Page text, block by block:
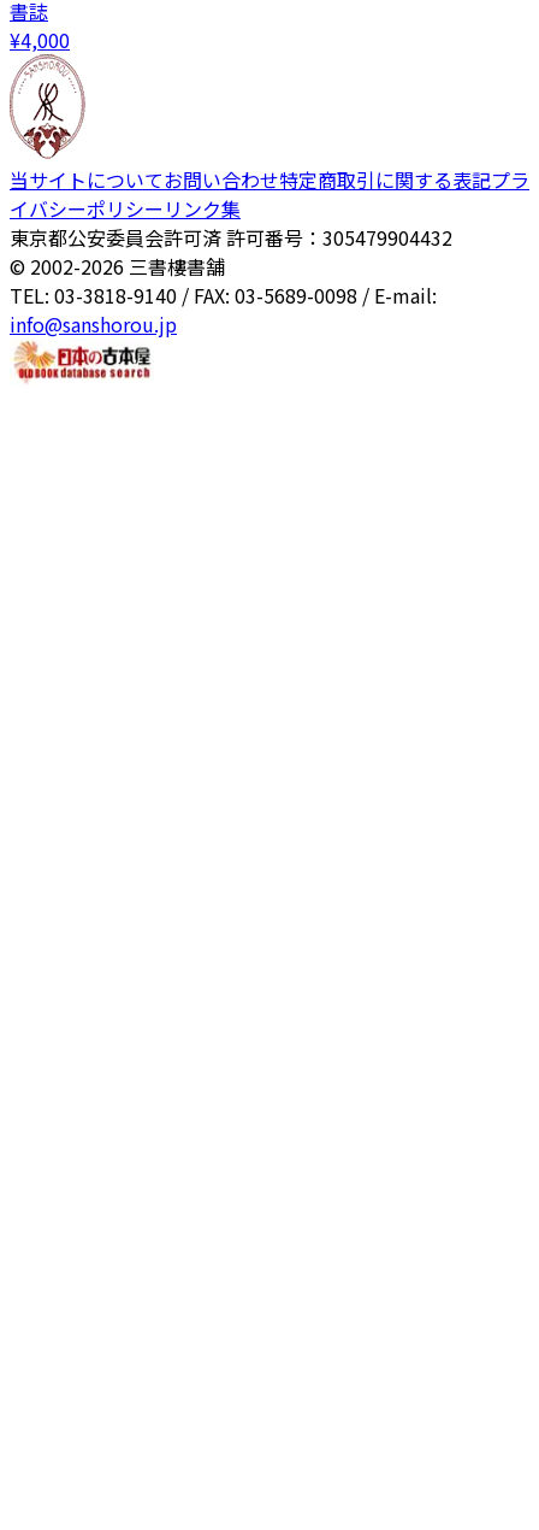
書誌
¥4,000
当サイトについてお問い合わせ特定商取引に関する表記プラ
イバシーポリシー リンク集
東京都公安委員会許可済 許可番号：305479904432
© 2002-2026 三書樓書舗
TEL: 03-3818-9140 / FAX: 03-5689-0098 / E-mail:
info@sanshorou.jp